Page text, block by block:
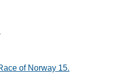
of Norway 15.